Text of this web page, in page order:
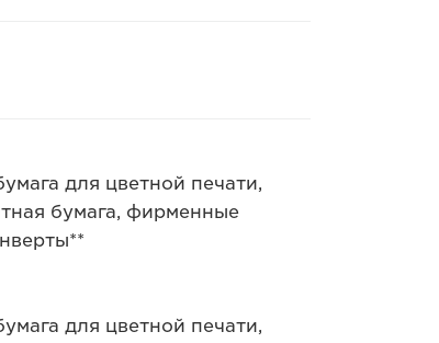
для цветной печати,
бумага, фирменные
для цветной печати,